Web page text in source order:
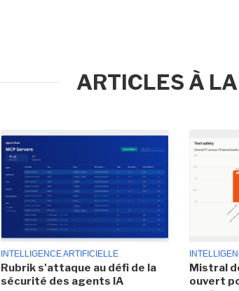
ARTICLES À
INTELLIGENCE ARTIFICIELLE
Rubrik s'attaque au défi de la
sécurité des agents IA
Mistral
ouvert